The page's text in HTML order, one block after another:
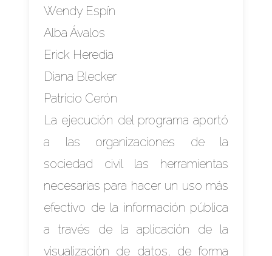
Wendy Espín
Alba Ávalos
Erick Heredia
Diana Blecker
Patricio Cerón
La ejecución del programa aportó
a las organizaciones de la
sociedad civil las herramientas
necesarias para hacer un uso más
efectivo de la información pública
a través de la aplicación de la
visualización de datos, de forma